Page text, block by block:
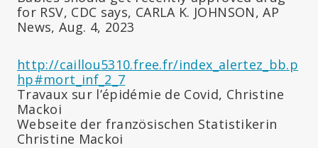
for RSV, CDC says, CARLA K. JOHNSON, AP
News, Aug. 4, 2023
http://caillou5310.free.fr/index_alertez_bb.p
hp#mort_inf_2_7
Travaux sur l’épidémie de Covid, Christine
Mackoi
Webseite der französischen Statistikerin
Christine Mackoi